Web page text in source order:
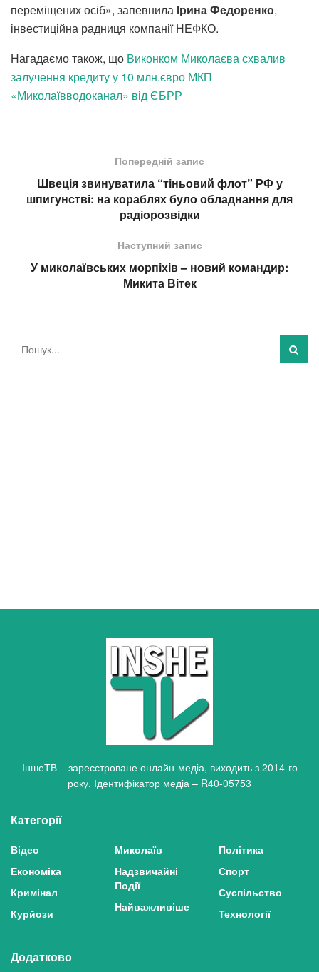
переміщених осіб», запевнила Ірина Федоренко,
інвестиційна радниця компанії НЕФКО.
Нагадаємо також, що Виконком Миколаєва схвалив
залучення кредиту у 10 млн.євро МКП
«Миколаївводоканал» від ЄБРР
Попередній запис
Швеція звинуватила “тіньовий флот” РФ у
шпигунстві: на кораблях було обладнання для
радіорозвідки
Наступний запис
У миколаївських морпіхів – новий командир:
Микита Вітек
ІншеТВ – зареєстроване онлайн-медіа, виходить з 2014-го
року. Ідентифікатор медіа – R40-05753
Категорії
Відео
Економіка
Кримінал
Курйози
Миколаїв
Надзвичайні
Події
Найважливіше
Політика
Спорт
Суспільство
Технології
Додатково